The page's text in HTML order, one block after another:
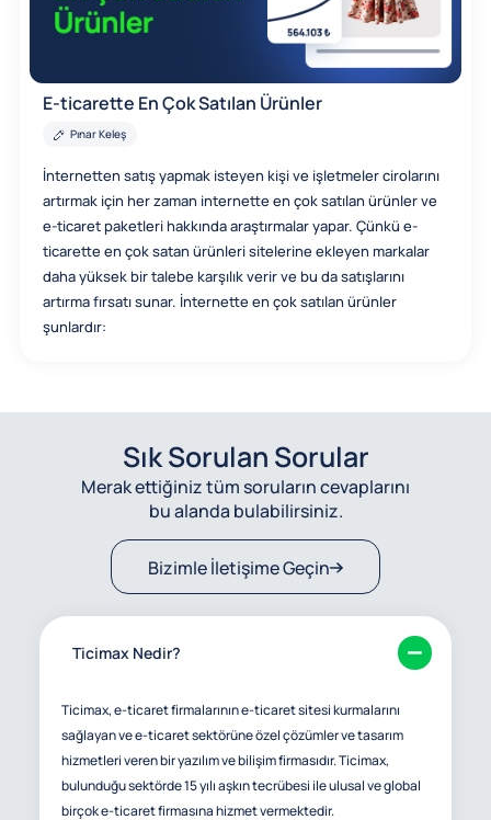
E-ticarette En Çok Satılan Ürünler
Pınar Keleş
İnternetten satış yapmak isteyen kişi ve işletmeler cirolarını
artırmak için her zaman internette en çok satılan ürünler ve
e-ticaret paketleri hakkında araştırmalar yapar. Çünkü e-
ticarette en çok satan ürünleri sitelerine ekleyen markalar
daha yüksek bir talebe karşılık verir ve bu da satışlarını
artırma fırsatı sunar. İnternette en çok satılan ürünler
şunlardır:
Sık Sorulan Sorular
Merak ettiğiniz tüm soruların cevaplarını
bu alanda bulabilirsiniz.
Bizimle İletişime Geçin
Ticimax Nedir?
Ticimax, e-ticaret firmalarının e-ticaret sitesi kurmalarını
sağlayan ve e-ticaret sektörüne özel çözümler ve tasarım
hizmetleri veren bir yazılım ve bilişim firmasıdır. Ticimax,
bulunduğu sektörde 15 yılı aşkın tecrübesi ile ulusal ve global
birçok e-ticaret firmasına hizmet vermektedir.